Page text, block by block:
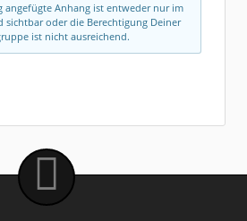
angefügte Anhang ist entweder nur im
sichtbar oder die Berechtigung Deiner
ist nicht ausreichend.